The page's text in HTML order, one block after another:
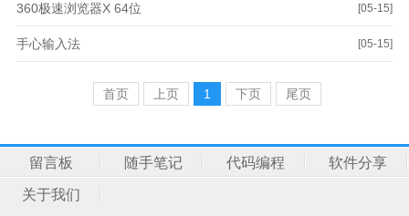
[05-15]
360极速浏览器X 64位
[05-15]
手心输入法
首页 上页 1 下页 尾页
留言板 随手笔记 代码编程 软件分享
关于我们